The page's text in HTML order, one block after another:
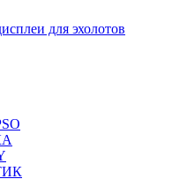
для эхолотов